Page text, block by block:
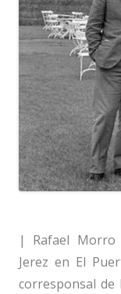
| Rafael Morro
Jerez en El
corresponsal de